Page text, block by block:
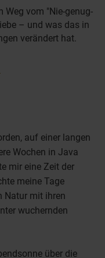
Weg vom "Nie-genug-
– und was das in
verändert hat.
auf einer langen
Wochen in Java
mir eine Zeit der
meine Tage
Natur mit ihren
wuchernden
über die